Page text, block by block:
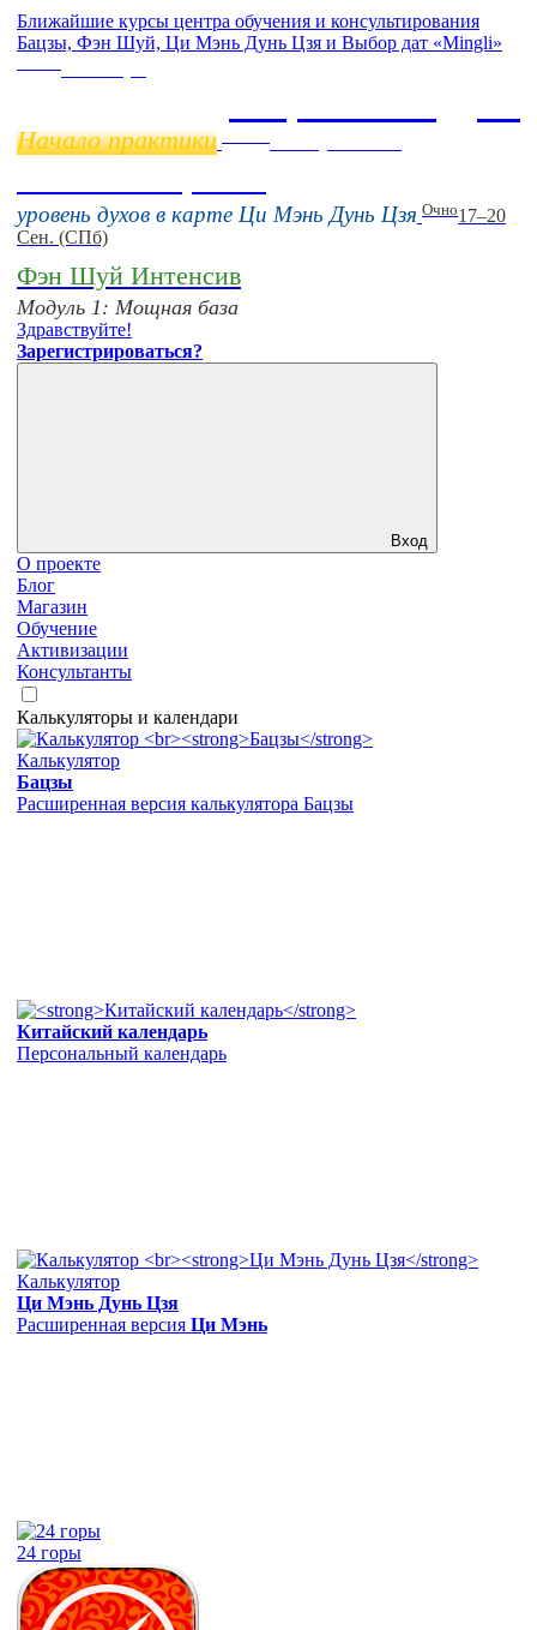
Ближайшие курсы центра обучения и консультирования
Бацзы, Фэн Шуй, Ци Мэнь Дунь Цзя и Выбор дат «Mingli»
Начало практики
уровень духов в карте Ци Мэнь Дунь Цзя Очно17–20
Сен. (СПб)
Фэн Шуй Интенсив
Модуль 1: Мощная база
Здравствуйте!
Зарегистрироваться?
Вход
О проекте
Блог
Магазин
Обучение
Активизации
Консультанты
Калькуляторы и календари
Калькулятор
Бацзы
Расширенная версия калькулятора Бацзы
Китайский календарь
Персональный календарь
Калькулятор
Ци Мэнь Дунь Цзя
Расширенная версия Ци Мэнь
24 горы